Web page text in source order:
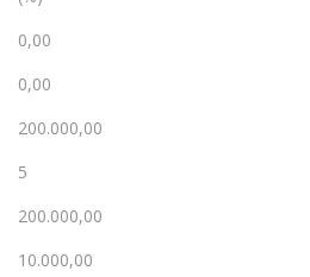
0,00
0,00
200.000,00
5
200.000,00
10.000,00